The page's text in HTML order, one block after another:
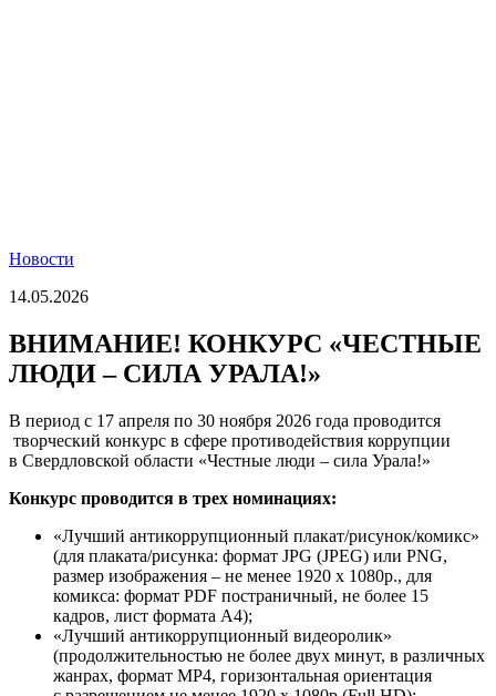
Новости
14.05.2026
ВНИМАНИЕ! КОНКУРС «ЧЕСТНЫЕ
ЛЮДИ – СИЛА УРАЛА!»
В период с 17 апреля по 30 ноября 2026 года проводится
творческий конкурс в сфере противодействия коррупции
в Свердловской области «Честные люди – сила Урала!»
Конкурс проводится в трех номинациях:
«Лучший антикоррупционный плакат/рисунок/комикс»
(для плаката/рисунка: формат JPG (JPEG) или PNG,
размер изображения – не менее 1920 x 1080p., для
комикса: формат PDF постраничный, не более 15
кадров, лист формата А4);
«Лучший антикоррупционный видеоролик»
(продолжительностью не более двух минут, в различных
жанрах, формат MP4, горизонтальная ориентация